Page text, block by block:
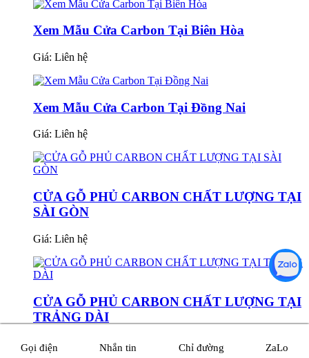
Xem Mẫu Cửa Carbon Tại Biên Hòa
Giá: Liên hệ
Xem Mẫu Cửa Carbon Tại Đồng Nai
Giá: Liên hệ
CỬA GỖ PHỦ CARBON CHẤT LƯỢNG TẠI
SÀI GÒN
Giá: Liên hệ
CỬA GỖ PHỦ CARBON CHẤT LƯỢNG TẠI
TRẢNG DÀI
Giá:
Gọi điện Nhắn tin Chỉ đường ZaLo